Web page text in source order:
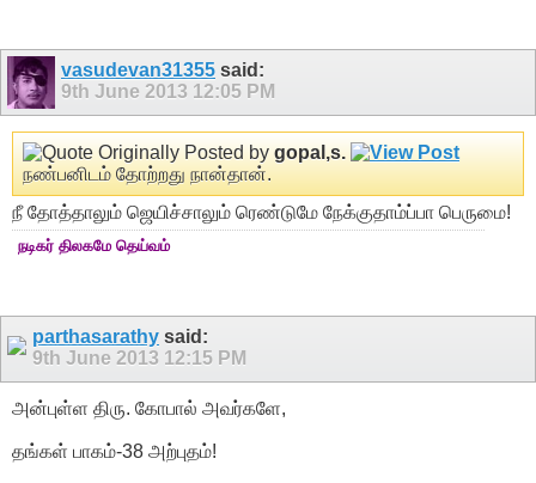
vasudevan31355 said:
9th June 2013 12:05 PM
Originally Posted by gopal,s.
நண்பனிடம் தோற்றது நான்தான்.
நீ தோத்தாலும் ஜெயிச்சாலும் ரெண்டுமே நேக்குதாம்ப்பா பெருமை!
நடிகர் திலகமே தெய்வம்
parthasarathy said:
9th June 2013 12:15 PM
அன்புள்ள திரு. கோபால் அவர்களே,
தங்கள் பாகம்-38 அற்புதம்!